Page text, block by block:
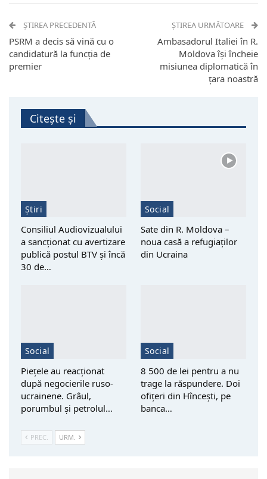
ȘTIREA PRECEDENTĂ
PSRM a decis să vină cu o
candidatură la funcția de
premier
ȘTIREA URMĂTOARE
Ambasadorul Italiei în R.
Moldova își încheie
misiunea diplomatică în
țara noastră
Citește și
Știri
Consiliul Audiovizualului
a sancționat cu avertizare
publică postul BTV și încă
30 de…
Social
Sate din R. Moldova –
noua casă a refugiaților
din Ucraina
Social
Piețele au reacționat
după negocierile ruso-
ucrainene. Grâul,
porumbul și petrolul…
Social
8 500 de lei pentru a nu
trage la răspundere. Doi
ofițeri din Hîncești, pe
banca…
PREC. URM.